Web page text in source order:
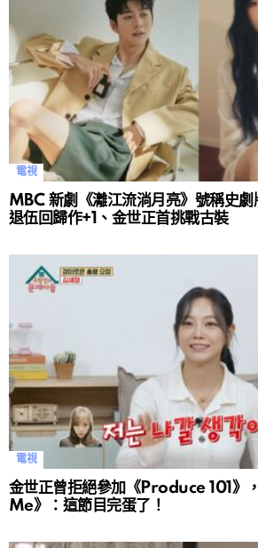
電視
MBC 新劇《灕江流淌月亮》號稱史
退伍回歸作+1、金世正首挑戰古裝
電視
金世正曾拒絕參加《Produce 101》
Me》：這節目完蛋了！